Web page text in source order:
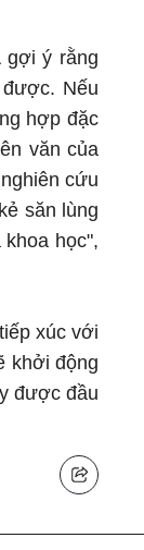
gợi ý rằng
Nếu
hợp đặc
văn của
cứu
săn lùng
học",
xúc với
khởi động
được đầu